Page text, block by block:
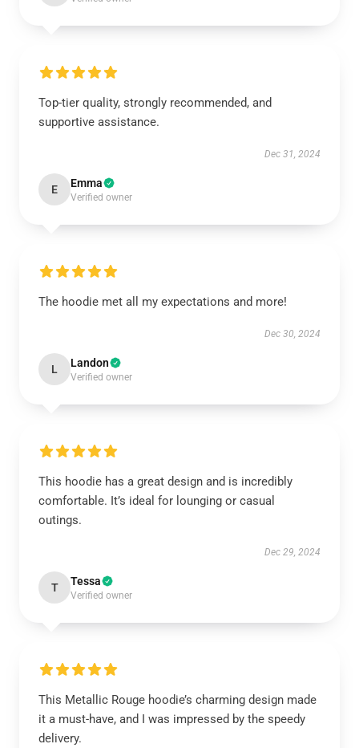
Top-tier quality, strongly recommended, and
supportive assistance.
Dec 31, 2024
E Emma
Verified owner
The hoodie met all my expectations and more!
Dec 30, 2024
L Landon
Verified owner
This hoodie has a great design and is incredibly
comfortable. It’s ideal for lounging or casual
outings.
Dec 29, 2024
T Tessa
Verified owner
This Metallic Rouge hoodie’s charming design made
it a must-have, and I was impressed by the speedy
delivery.